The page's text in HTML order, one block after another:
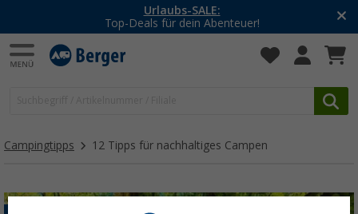
-20% auf Kleidung und Schuhe
Mit dem Aktionscode20SSV
Campingtipps 12 Tipps für nachhaltiges Campen